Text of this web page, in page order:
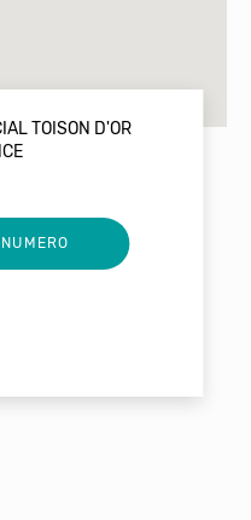
TOISON D'OR